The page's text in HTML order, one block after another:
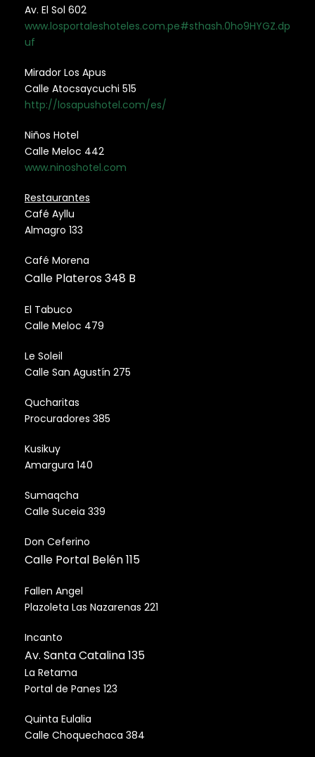
Av. El Sol 602
www.losportaleshoteles.com.pe#sthash.0ho9HYGZ.dp
uf
Mirador Los Apus
Calle Atocsaycuchi 515
http://losapushotel.com/es/
Niños Hotel
Calle Meloc 442
www.ninoshotel.com
Restaurantes
Café Ayllu
Almagro 133
Café Morena
Calle Plateros 348 B
El Tabuco
Calle Meloc 479
Le Soleil
Calle San Agustín 275
Qucharitas
Procuradores 385
Kusikuy
Amargura 140
Sumaqcha
Calle Suceia 339
Don Ceferino
Calle Portal Belén 115
Fallen Angel
Plazoleta Las Nazarenas 221
Incanto
Av. Santa Catalina 135
La Retama
Portal de Panes 123
Quinta Eulalia
Calle Choquechaca 384